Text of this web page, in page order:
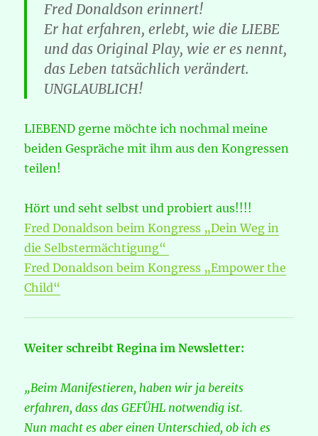
Fred Donaldson erinnert!
Er hat erfahren, erlebt, wie die LIEBE
und das Original Play, wie er es nennt,
das Leben tatsächlich verändert.
UNGLAUBLICH!
LIEBEND gerne möchte ich nochmal meine
beiden Gespräche mit ihm aus den Kongressen
teilen!
Hört und seht selbst und probiert aus!!!!
Fred Donaldson beim Kongress „Dein Weg in
die Selbstermächtigung“
Fred Donaldson beim Kongress „Empower the
Child“
Weiter schreibt Regina im Newsletter:
„Beim Manifestieren, haben wir ja bereits
erfahren, dass das GEFÜHL notwendig ist.
Nun macht es aber einen Unterschied, ob ich es